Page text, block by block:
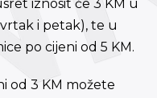
iznosit će 3 KM u
i petak), te u
po cijeni od 5 KM.
od 3 KM možete